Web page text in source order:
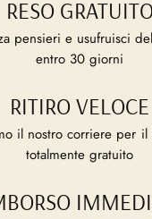
RESO
pensieri e usufruisci
entro 30 giorni
RITIRO VELOCE
il nostro corriere per
totalmente gratuito